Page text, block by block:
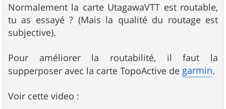
s
s
a
g
e
Normalement la carte UtagawaVTT est routable,
tu as essayé ? (Mais la qualité du routage est
subjective).
Pour améliorer la routabilité, il faut la
supperposer avec la carte TopoActive de garmin.
Voir cette video :